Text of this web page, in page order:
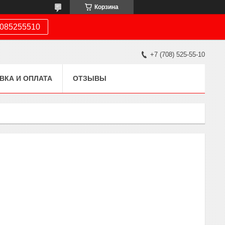
Корзина
+7 (708) 525-55-10
И ОПЛАТА ОТЗЫВЫ